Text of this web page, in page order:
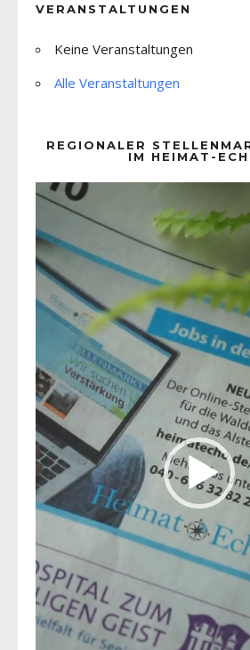
VERANSTALTUNGEN
Keine Veranstaltungen
Alle Veranstaltungen
REGIONALER
IM HEIMAT-
Player